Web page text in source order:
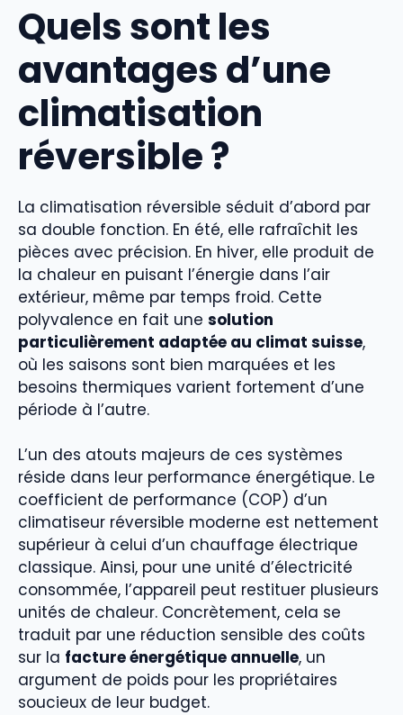
Quels sont les
avantages d’une
climatisation
réversible ?
La climatisation réversible séduit d’abord par
sa double fonction. En été, elle rafraîchit les
pièces avec précision. En hiver, elle produit de
la chaleur en puisant l’énergie dans l’air
extérieur, même par temps froid. Cette
polyvalence en fait une solution
particulièrement adaptée au climat suisse,
où les saisons sont bien marquées et les
besoins thermiques varient fortement d’une
période à l’autre.
L’un des atouts majeurs de ces systèmes
réside dans leur performance énergétique. Le
coefficient de performance (COP) d’un
climatiseur réversible moderne est nettement
supérieur à celui d’un chauffage électrique
classique. Ainsi, pour une unité d’électricité
consommée, l’appareil peut restituer plusieurs
unités de chaleur. Concrètement, cela se
traduit par une réduction sensible des coûts
sur la facture énergétique annuelle, un
argument de poids pour les propriétaires
soucieux de leur budget.